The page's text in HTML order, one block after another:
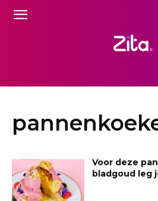
Voor deze
bladgoud leg